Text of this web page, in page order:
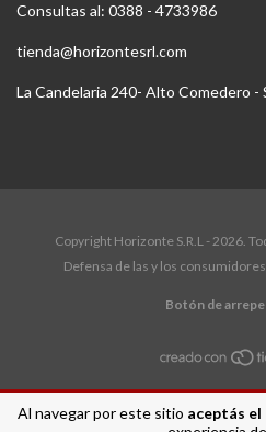
Al navegar por este sitio aceptás el
Consultas al: 0388 - 4733986
tienda@horizontesrl.com
La Candelaria 240- Alto Comedero -
Copyright Horizonte S.R.L - 2026.
Defensa de las y los
Botón de